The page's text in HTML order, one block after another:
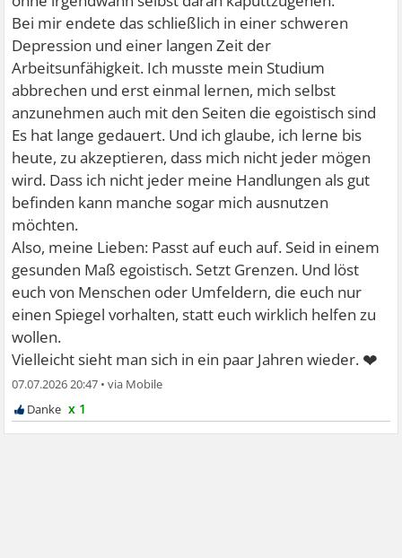
Bei mir endete das schließlich in einer schweren
Depression und einer langen Zeit der
Arbeitsunfähigkeit. Ich musste mein Studium
abbrechen und erst einmal lernen, mich selbst
anzunehmen auch mit den Seiten die egoistisch sind
Es hat lange gedauert. Und ich glaube, ich lerne bis
heute, zu akzeptieren, dass mich nicht jeder mögen
wird. Dass ich nicht jeder meine Handlungen als gut
befinden kann manche sogar mich ausnutzen
möchten.
Also, meine Lieben: Passt auf euch auf. Seid in einem
gesunden Maß egoistisch. Setzt Grenzen. Und löst
euch von Menschen oder Umfeldern, die euch nur
einen Spiegel vorhalten, statt euch wirklich helfen zu
wollen.
Vielleicht sieht man sich in ein paar Jahren wieder. ❤
07.07.2026 20:47 •
x 1